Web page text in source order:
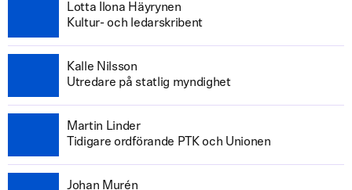
Lotta Ilona Häyrynen
Kultur- och ledarskribent
Kalle Nilsson
Utredare på statlig myndighet
Martin Linder
Tidigare ordförande PTK och Unionen
Johan Murén